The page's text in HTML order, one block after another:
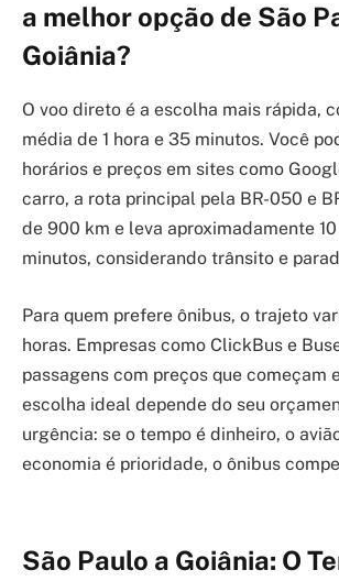
a melhor opção de São
Goiânia?
O voo direto é a escolha mais rápida,
média de 1 hora e 35 minutos. Você
horários e preços em sites como
carro, a rota principal pela BR-050 e
de 900 km e leva aproximadamente
minutos, considerando trânsito e
Para quem prefere ônibus, o trajeto
horas. Empresas como ClickBus e
passagens com preços que começam
escolha ideal depende do seu
urgência: se o tempo é dinheiro, o
economia é prioridade, o ônibus
São Paulo a Goiânia: O